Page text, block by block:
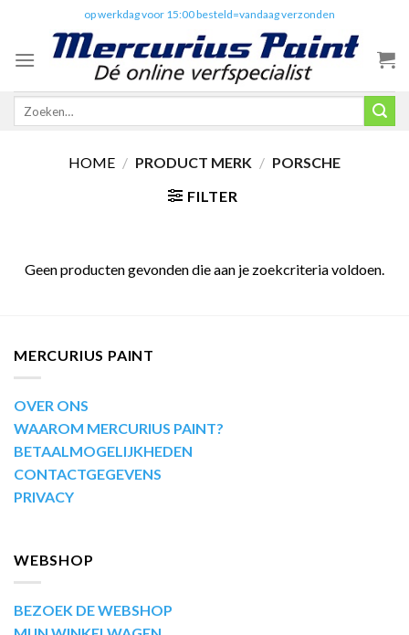
content
op werkdag voor 15:00 besteld=vandaag verzonden
Zoeken
HOME / PRODUCT MERK / PORSCHE
FILTER
Geen producten gevonden die aan je zoekcriteria voldoen.
MERCURIUS PAINT
OVER ONS
WAAROM MERCURIUS PAINT?
BETAALMOGELIJKHEDEN
CONTACTGEGEVENS
PRIVACY
WEBSHOP
BEZOEK DE WEBSHOP